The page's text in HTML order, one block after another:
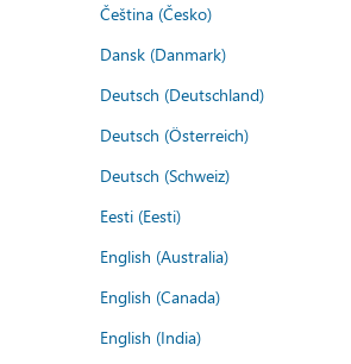
Čeština (Česko)
Dansk (Danmark)
Deutsch (Deutschland)
Deutsch (Österreich)
Deutsch (Schweiz)
Eesti (Eesti)
English (Australia)
English (Canada)
English (India)